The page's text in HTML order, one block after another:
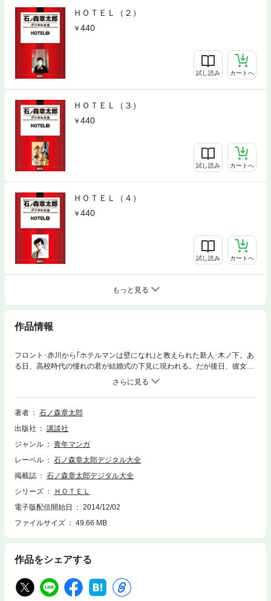
ＨＯＴＥＬ（２）
440
試し読み カートへ
ＨＯＴＥＬ（３）
440
試し読み カートへ
ＨＯＴＥＬ（４）
440
試し読み カートへ
もっと見る
作品情報
フロント･赤川から｢ホテルマンは壁になれ｣と教えられた新人･木ノ下。あ
る日、高校時代の憧れの君が結婚式の下見に現われる。だが後日、彼女の
婚約者が別の女性とホテルに泊まった事を知り……!?(｢プライバシー｣) フ
ロント･赤川の後輩が東京プラトンを辞めるという。赤川は後輩と共にジ
ェネラル･マネージャーの東堂の元へ。東堂から引き留めの言葉を期待し
ていたが……!?(｢プラトンマン｣) 全11編収録。
著者
石ノ森章太郎
出版社
講談社
ジャンル
青年マンガ
レーベル
石ノ森章太郎デジタル大全
掲載誌
石ノ森章太郎デジタル大全
シリーズ
ＨＯＴＥＬ
電子版配信開始日
2014/12/02
ファイルサイズ
49.66 MB
作品をシェアする